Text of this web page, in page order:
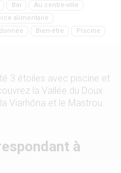
Bar
Au centre-ville
alimentaire
Bien-être Piscine
3 étoiles avec piscine et
la Vallée du Doux
Viarhôna et le Mastrou.
à